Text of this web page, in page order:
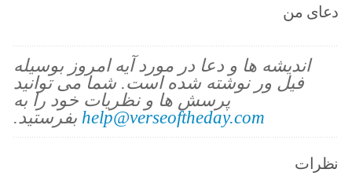
دعای من
اندیشه ها و دعا در مورد آیه امروز بوسیله
فیل ور نوشته شده است. شما می توانید
پرسش ها و نظریات خود را به
help@verseoftheday.com بفرستید.
نظرات